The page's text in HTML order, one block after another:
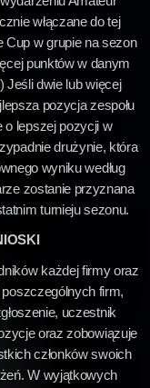
włączane do tej
Cup w grupie na sezon
punktów w danym
Jeśli dwie lub więcej
pozycja zespołu
o lepszej pozycji w
drużynie, która
wyniku według
zostanie przyznana
turnieju sezonu.
każdej firmy oraz
poszczególnych firm,
uczestnik
oraz zobowiązuje
członków swoich
W wyjątkowych